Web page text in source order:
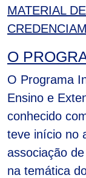
MATERIAL
O
O Programa
Ensino e
conhecido
teve início no
associação
na temática